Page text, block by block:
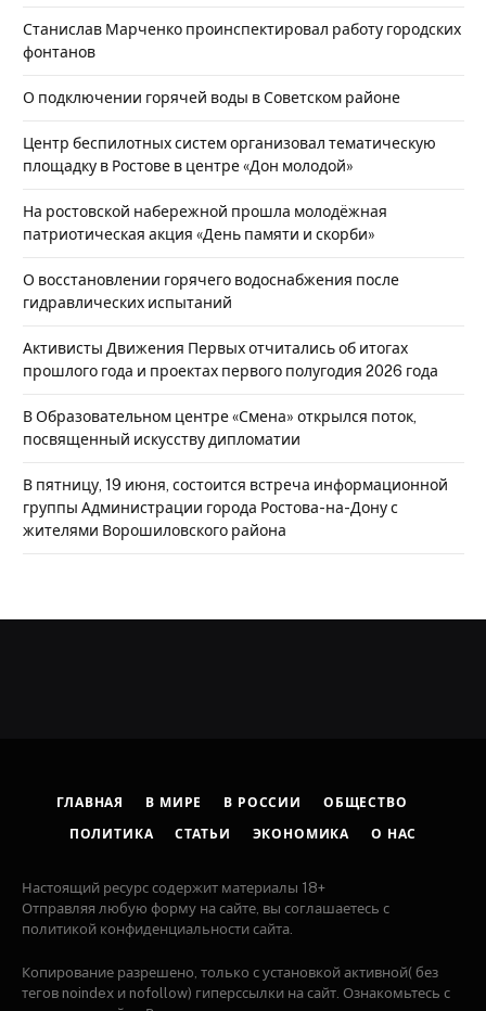
Станислав Марченко проинспектировал работу городских
фонтанов
О подключении горячей воды в Советском районе
Центр беспилотных систем организовал тематическую
площадку в Ростове в центре «Дон молодой»
На ростовской набережной прошла молодёжная
патриотическая акция «День памяти и скорби»
О восстановлении горячего водоснабжения после
гидравлических испытаний
Активисты Движения Первых отчитались об итогах
прошлого года и проектах первого полугодия 2026 года
В Образовательном центре «Смена» открылся поток,
посвященный искусству дипломатии
В пятницу, 19 июня, состоится встреча информационной
группы Администрации города Ростова-на-Дону с
жителями Ворошиловского района
ГЛАВНАЯ В МИРЕ В РОССИИ ОБЩЕСТВО
ПОЛИТИКА СТАТЬИ ЭКОНОМИКА О НАС
Настоящий ресурс содержит материалы 18+
Отправляя любую форму на сайте, вы соглашаетесь с
политикой конфиденциальности сайта.
Копирование разрешено, только с установкой активной( без
тегов noindex и nofollow) гиперссылки на сайт. Ознакомьтесь с